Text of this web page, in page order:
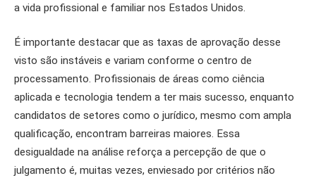
a vida profissional e familiar nos Estados Unidos.
É importante destacar que as taxas de aprovação desse
visto são instáveis e variam conforme o centro de
processamento. Profissionais de áreas como ciência
aplicada e tecnologia tendem a ter mais sucesso, enquanto
candidatos de setores como o jurídico, mesmo com ampla
qualificação, encontram barreiras maiores. Essa
desigualdade na análise reforça a percepção de que o
julgamento é, muitas vezes, enviesado por critérios não